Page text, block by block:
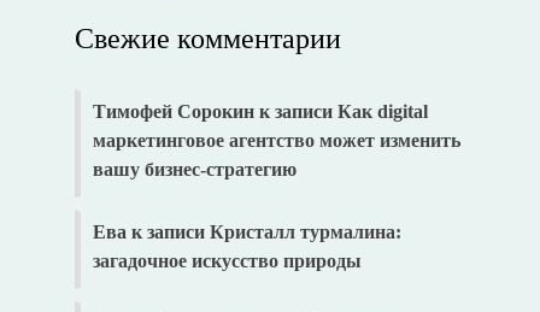
Свежие комментарии
Тимофей Сорокинк записи Как digital
маркетинговое агентство может изменить
вашу бизнес-стратегию
Ева к записи Кристалл турмалина:
загадочное искусство природы